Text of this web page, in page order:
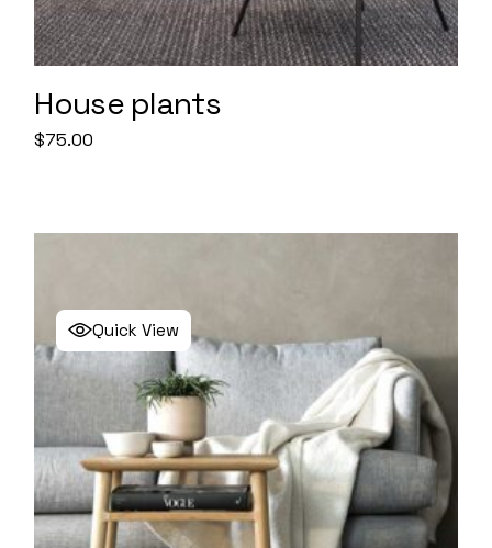
House plants
$75.00
Quick View